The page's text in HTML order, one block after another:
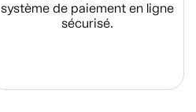
système de paiement en ligne
sécurisé.